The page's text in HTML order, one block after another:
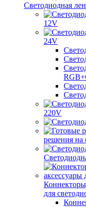
Светодиодная
12V
24V
220V
решения на
для